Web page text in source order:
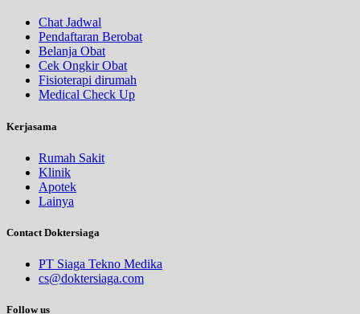
Chat Jadwal
Pendaftaran Berobat
Belanja Obat
Cek Ongkir Obat
Fisioterapi dirumah
Medical Check Up
Kerjasama
Rumah Sakit
Klinik
Apotek
Lainya
Contact Doktersiaga
PT Siaga Tekno Medika
cs@doktersiaga.com
Follow us